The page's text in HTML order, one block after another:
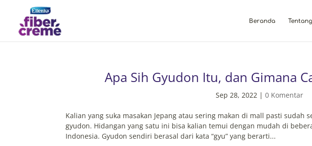
Beranda
Apa Sih Gyudon Itu, dan Gimana
Sep 28, 2022| 0 Komentar
Kalian yang suka masakan Jepang atau sering makan di mall pasti sudah
gyudon. Hidangan yang satu ini bisa kalian temui dengan mudah di
Indonesia. Gyudon sendiri berasal dari kata “gyu” yang berarti...